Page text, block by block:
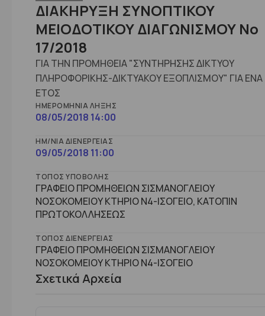
ΔΙΑΚΗΡΥΞΗ ΣΥΝΟΠΤΙΚΟΥ
ΜΕΙΟΔΟΤΙΚΟΥ ΔΙΑΓΩΝΙΣΜΟΥ No
17/2018
ΓΙΑ ΤΗΝ ΠΡΟΜΗΘΕΙΑ "ΣΥΝΤΗΡΗΣΗΣ ΔΙΚΤΥΟΥ
ΠΛΗΡΟΦΟΡΙΚΗΣ-ΔΙΚΤΥΑΚΟΥ ΕΞΟΠΛΙΣΜΟΥ" ΓΙΑ ΕΝΑ
ΕΤΟΣ
ΗΜΕΡΟΜΗΝΊΑ ΛΉΞΗΣ
08/05/2018 14:00
ΗΜ/ΝΊΑ ΔΙΕΝΈΡΓΕΙΑΣ
09/05/2018 11:00
ΤΌΠΟΣ ΥΠΟΒΟΛΉΣ
ΓΡΑΦΕΙΟ ΠΡΟΜΗΘΕΙΩΝ ΣΙΣΜΑΝΟΓΛΕΙΟΥ
ΝΟΣΟΚΟΜΕΙΟΥ ΚΤΗΡΙΟ Ν4-ΙΣΟΓΕΙΟ, ΚΑΤΟΠΙΝ
ΠΡΩΤΟΚΟΛΛΗΣΕΩΣ
ΤΌΠΟΣ ΔΙΕΝΈΡΓΕΙΑΣ
ΓΡΑΦΕΙΟ ΠΡΟΜΗΘΕΙΩΝ ΣΙΣΜΑΝΟΓΛΕΙΟΥ
ΝΟΣΟΚΟΜΕΙΟΥ ΚΤHΡΙΟ Ν4-ΙΣΟΓΕΙΟ
Σχετικά Αρχεία